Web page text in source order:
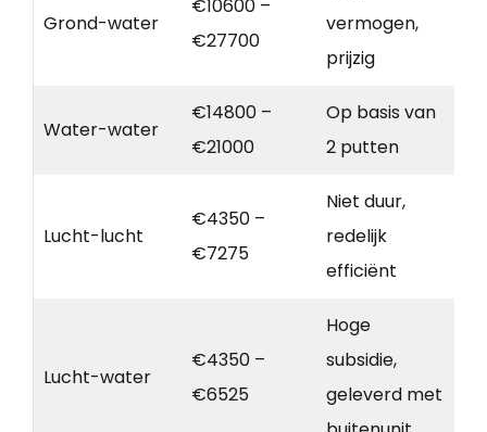
Grond-water
€10600 –
€27700
vermogen,
prijzig
Water-water
€14800 –
€21000
Op basis van
2 putten
Lucht-lucht
€4350 –
€7275
Niet duur,
redelijk
efficiënt
Lucht-water
€4350 –
€6525
Hoge
subsidie,
geleverd met